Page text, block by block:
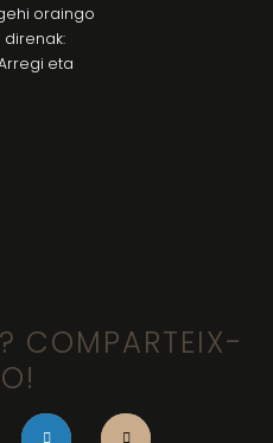
oraingo
eta
COMPARTEIX-